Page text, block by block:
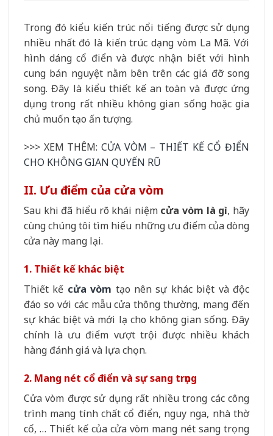
Trong đó kiểu kiến trúc nổi tiếng được sử dụng
nhiều nhất đó là kiến trúc dạng vòm La Mã. Với
hình dáng cổ điển và được nhận biết với hình
cung bán nguyệt nằm bên trên các giá đỡ song
song. Đây là kiểu thiết kế an toàn và được ứng
dụng trong rất nhiều không gian sống hoặc gia
chủ muốn tạo ấn tượng.
>>> XEM THÊM: CỬA VÒM – THIẾT KẾ CỔ ĐIỂN
CHO KHÔNG GIAN QUYẾN RŨ
II. Ưu điểm của cửa vòm​
Sau khi đã hiểu rõ khái niệm cửa vòm là gì, hãy
cùng chúng tôi tìm hiểu những ưu điểm của dòng
cửa này mang lại.
1. Thiết kế khác biệt
Thiết kế cửa vòm tạo nên sự khác biệt và độc
đáo so với các mẫu cửa thông thường, mang đến
sự khác biệt và mới lạ cho không gian sống. Đây
chính là ưu điểm vượt trội được nhiều khách
hàng đánh giá và lựa chọn.
2. Mang nét cổ điển và sự sang trọng
Cửa vòm được sử dụng rất nhiều trong các công
trình mang tính chất cổ điển, nguy nga, nhà thờ
cổ, … Thiết kế của cửa vòm mang nét sang trọng